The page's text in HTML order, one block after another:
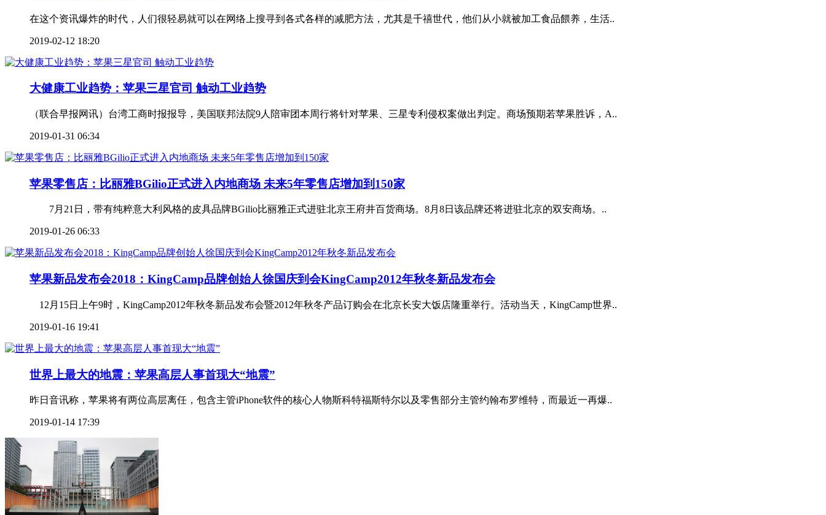
在这个资讯爆炸的时代，人们很轻易就可以在网络上搜寻到各式各样的减肥方法，尤其是千禧世代，他们从小就被加工食品餵养，生活..
2019-02-12 18:20
大健康工业趋势：苹果三星官司 触动工业趋势
（联合早报网讯）台湾工商时报报导，美国联邦法院9人陪审团本周行将针对苹果、三星专利侵权案做出判定。商场预期若苹果胜诉，A..
2019-01-31 06:34
苹果零售店：比丽雅BGilio正式进入内地商场 未来5年零售店增加到150家
7月21日，带有纯粹意大利风格的皮具品牌BGilio比丽雅正式进驻北京王府井百货商场。8月8日该品牌还将进驻北京的双安商场。..
2019-01-26 06:33
苹果新品发布会2018：KingCamp品牌创始人徐国庆到会KingCamp2012年秋冬新品发布会
12月15日上午9时，KingCamp2012年秋冬新品发布会暨2012年秋冬产品订购会在北京长安大饭店隆重举行。活动当天，KingCamp世界..
2019-01-16 19:41
世界上最大的地震：苹果高层人事首现大“地震”
昨日音讯称，苹果将有两位高层离任，包含主管iPhone软件的核心人物斯科特福斯特尔以及零售部分主管约翰布罗维特，而最近一再爆..
2019-01-14 17:39